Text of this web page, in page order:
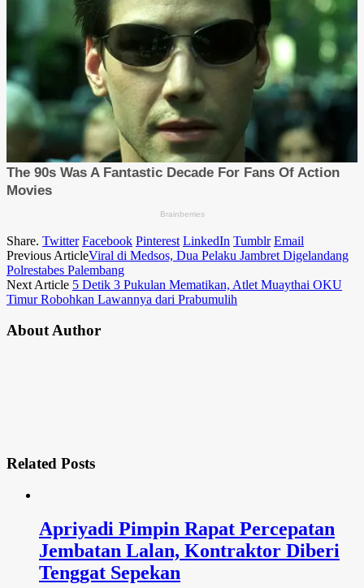
Share. Twitter Facebook Pinterest LinkedIn Tumblr Email
Previous ArticleViral di Medsos, Dua Pelaku Jambret Digelandang
Polrestabes Palembang
Next Article 5 Detik 3 Pukulan Mematikan, Atlet Muaythai OKU
Timur Robohkan Lawannya dari Prabumulih
About Author
Related Posts
Apriyadi Pimpin Rapat Percepatan
Jembatan Lalan, Kontraktor Diberi
Tenggat Sepekan